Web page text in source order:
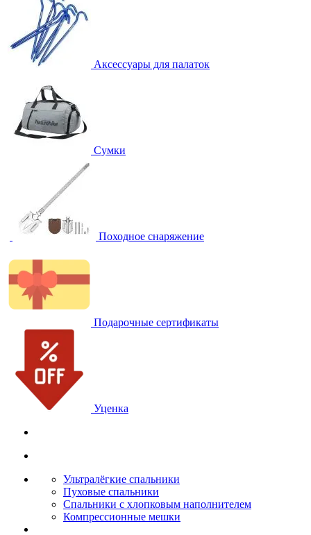
Аксессуары для палаток
Сумки
Походное снаряжение
Подарочные сертификаты
Уценка
Ультралёгкие спальники
Пуховые спальники
Спальники с хлопковым наполнителем
Компрессионные мешки